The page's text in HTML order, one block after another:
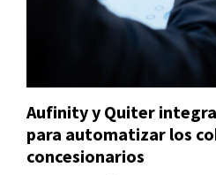
Aufinity y Quiter
para automatizar los
concesionarios